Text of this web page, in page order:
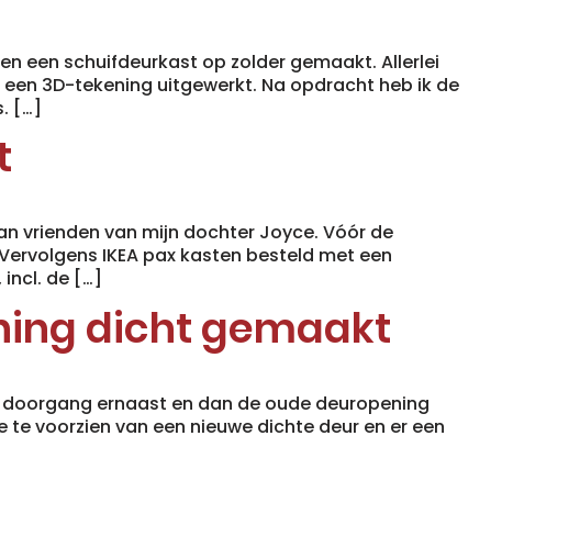
een schuifdeurkast op zolder gemaakt. Allerlei
3D-tekening uitgewerkt. Na opdracht heb ik de
[…]
vrienden van mijn dochter Joyce. Vóór de
IKEA pax kasten besteld met een
de […]
dicht gemaakt
ernaast en dan de oude deuropening
voorzien van een nieuwe dichte deur en er een